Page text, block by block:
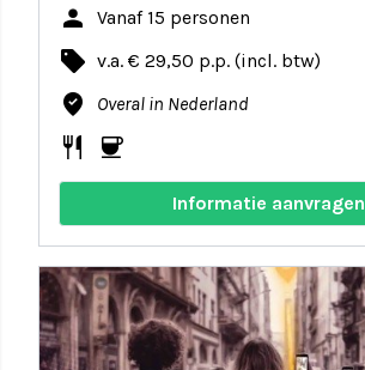
person Vanaf 15 personen
local_offer v.a. € 29,50 p.p. (incl. btw)
where_to_vote Overal in Nederland
restaurant coffee
Informatie aanvragen